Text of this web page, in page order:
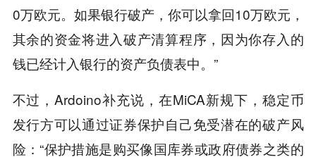
0万欧元。如果银行破产，你可以拿回10万欧元，
其余的资金将进入破产清算程序，因为你存入的
钱已经计入银行的资产负债表中。”
不过，Ardoino补充说，在MiCA新规下，稳定币
发行方可以通过证券保护自己免受潜在的破产风
险：“保护措施是购买像国库券或政府债券之类的